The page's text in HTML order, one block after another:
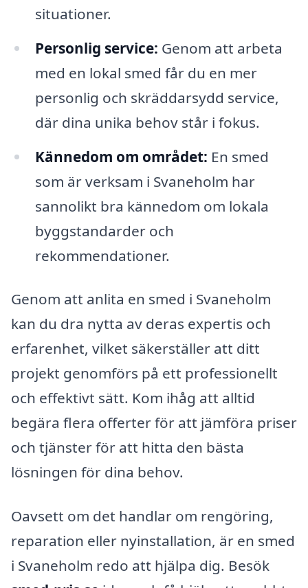
situationer.
Personlig service: Genom att arbeta
med en lokal smed får du en mer
personlig och skräddarsydd service,
där dina unika behov står i fokus.
Kännedom om området: En smed
som är verksam i Svaneholm har
sannolikt bra kännedom om lokala
byggstandarder och
rekommendationer.
Genom att anlita en smed i Svaneholm
kan du dra nytta av deras expertis och
erfarenhet, vilket säkerställer att ditt
projekt genomförs på ett professionellt
och effektivt sätt. Kom ihåg att alltid
begära flera offerter för att jämföra priser
och tjänster för att hitta den bästa
lösningen för dina behov.
Oavsett om det handlar om rengöring,
reparation eller nyinstallation, är en smed
i Svaneholm redo att hjälpa dig. Besök